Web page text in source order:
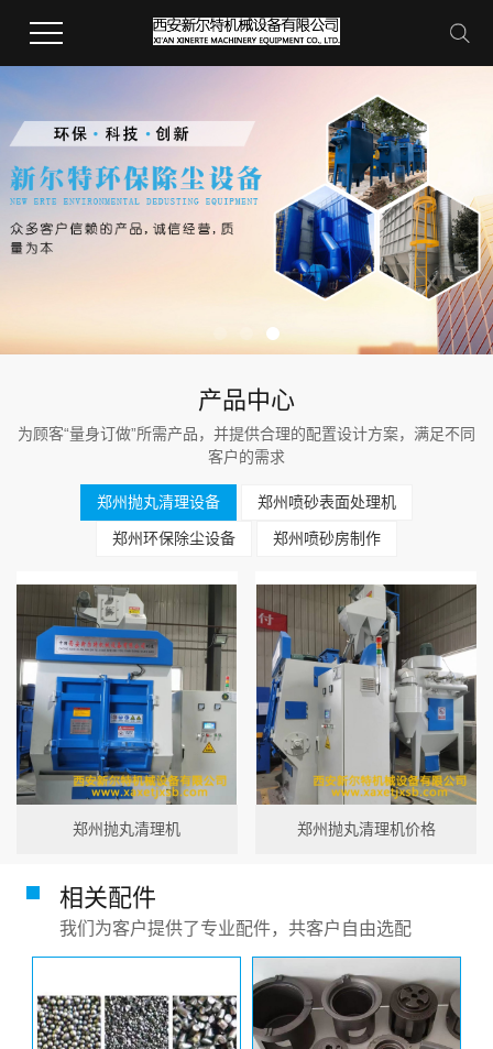
产品中心
为顾客“量身订做”所需产品，并提供合理的配置设计方案，满足不同
客户的需求
郑州抛丸清理设备 郑州喷砂表面处理机
郑州环保除尘设备 郑州喷砂房制作
郑州抛丸清理机 郑州抛丸清理机价格
相关配件
我们为客户提供了专业配件，共客户自由选配